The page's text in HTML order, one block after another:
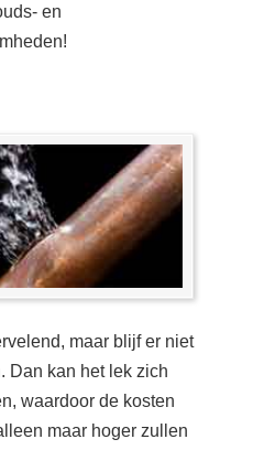
en
maar blijf er niet
Dan kan het lek zich
waardoor de kosten
maar hoger zullen